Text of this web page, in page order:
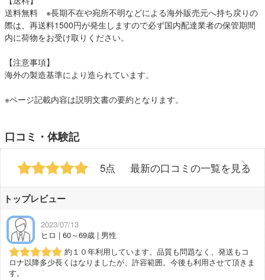
送料無料 ※長期不在や宛所不明などによる海外販売元へ持ち戻りの
際は、再送料1500円が発生しますので必ず国内配達業者の保管期間
内に荷物をお受け取りください。
【注意事項】
海外の製造基準により造られています。
※ページ記載内容は説明文書の要約となります。
口コミ・体験記
5点 最新の口コミの一覧を見る
トップレビュー
2023/07/13
ヒロ | 60～69歳 | 男性
約１０年利用しています。品質も問題なく、発送もコ
ロナ以降多少長くはなりましたが、許容範囲。今後も利用させて頂きま
す。